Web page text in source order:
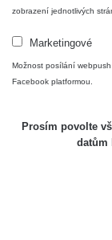
zobrazení jednotlivých
Marketingové
Možnost posílání
Facebook platformou.
Prosím povolte
datům